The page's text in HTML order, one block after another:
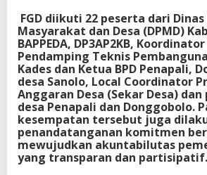
FGD diikuti 22 peserta dari
Masyarakat dan Desa (DPMD)
BAPPEDA, DP3AP2KB,
Pendamping Teknis
Kades dan Ketua BPD Penapali,
desa Sanolo, Local Coordinator
Anggaran Desa (Sekar Desa)
desa Penapali dan Donggobolo.
kesempatan tersebut juga
penandatanganan komitmen
mewujudkan akuntabilutas
yang transparan dan partisipatif.